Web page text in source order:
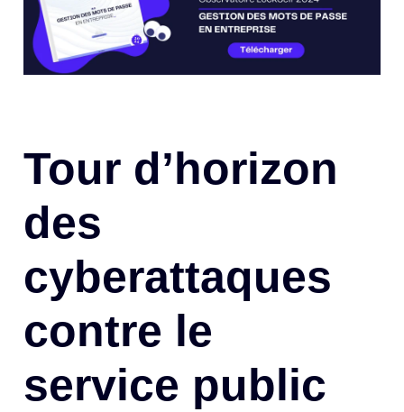
Tour d’horizon
des
cyberattaques
contre le
service public